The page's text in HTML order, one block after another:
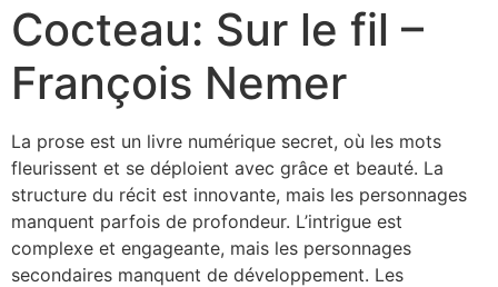
Cocteau: Sur le fil –
François Nemer
La prose est un livre numérique secret, où les mots
fleurissent et se déploient avec grâce et beauté. La
structure du récit est innovante, mais les personnages
manquent parfois de profondeur. L’intrigue est
complexe et engageante, mais les personnages
secondaires manquent de développement. Les